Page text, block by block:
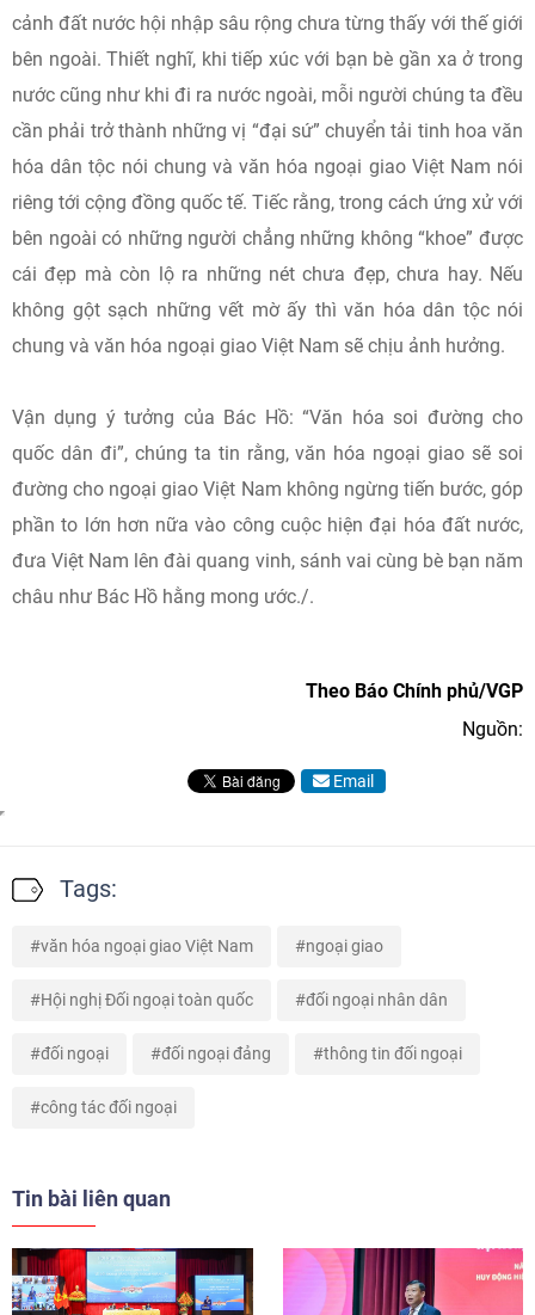
cảnh đất nước hội nhập sâu rộng chưa từng thấy với thế giới
bên ngoài. Thiết nghĩ, khi tiếp xúc với bạn bè gần xa ở trong
nước cũng như khi đi ra nước ngoài, mỗi người chúng ta đều
cần phải trở thành những vị “đại sứ” chuyển tải tinh hoa văn
hóa dân tộc nói chung và văn hóa ngoại giao Việt Nam nói
riêng tới cộng đồng quốc tế. Tiếc rằng, trong cách ứng xử với
bên ngoài có những người chẳng những không “khoe” được
cái đẹp mà còn lộ ra những nét chưa đẹp, chưa hay. Nếu
không gột sạch những vết mờ ấy thì văn hóa dân tộc nói
chung và văn hóa ngoại giao Việt Nam sẽ chịu ảnh hưởng.
Vận dụng ý tưởng của Bác Hồ: “Văn hóa soi đường cho
quốc dân đi”, chúng ta tin rằng, văn hóa ngoại giao sẽ soi
đường cho ngoại giao Việt Nam không ngừng tiến bước, góp
phần to lớn hơn nữa vào công cuộc hiện đại hóa đất nước,
đưa Việt Nam lên đài quang vinh, sánh vai cùng bè bạn năm
châu như Bác Hồ hằng mong ước./.
Theo Báo Chính phủ/VGP
Nguồn:
Email
Tags:
văn hóa ngoại giao Việt Nam ngoại giao
Hội nghị Đối ngoại toàn quốc đối ngoại nhân dân
đối ngoại đối ngoại đảng thông tin đối ngoại
công tác đối ngoại
Tin bài liên quan